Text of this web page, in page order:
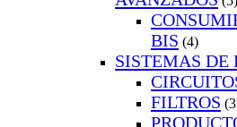
BIS (4)
SISTEMAS DE
FILTROS